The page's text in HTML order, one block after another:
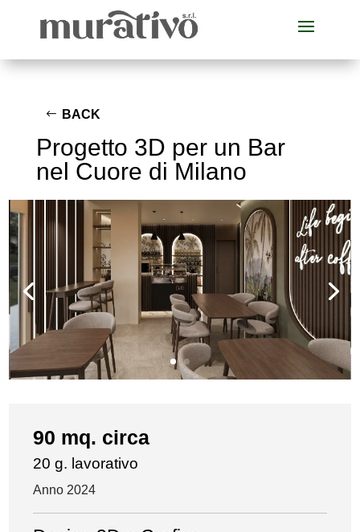
BACK
Progetto 3D per un Bar
nel Cuore di Milano
90 mq. circa
20 g. lavorativo
Anno 2024